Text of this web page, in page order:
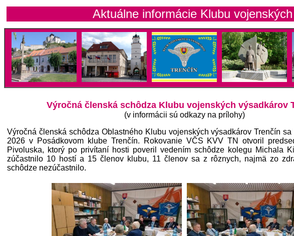
Aktuálne informácie Klubu vojenských
Výročná členská schôdza Klubu vojenských výsadkárov
(v informácii sú odkazy na prílohy)
Výročná členská schôdza Oblastného Klubu vojenských výsadkárov Trenčín sa
2026 v Posádkovom klube Trenčín. Rokovanie VČS KVV TN otvoril
Pivoluska, ktorý po privítaní hosti poveril vedením schôdze kolegu Michala
zúčastnilo 10 hostí a 15 členov klubu, 11 členov sa z rôznych, najmä zo
schôdze nezúčastnilo.